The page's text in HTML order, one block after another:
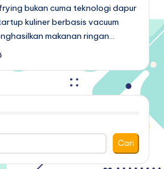
bukan cuma teknologi dapur
kuliner berbasis vacuum
makanan ringan…
Cari